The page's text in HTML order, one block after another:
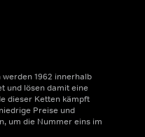
1962 innerhalb
und lösen damit eine
dieser Ketten kämpft
Preise und
um die Nummer eins im